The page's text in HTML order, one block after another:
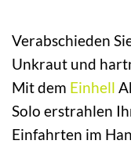
Verabschieden
Unkraut und
Mit dem Einhell
Solo erstrahlen
Einfahrten im